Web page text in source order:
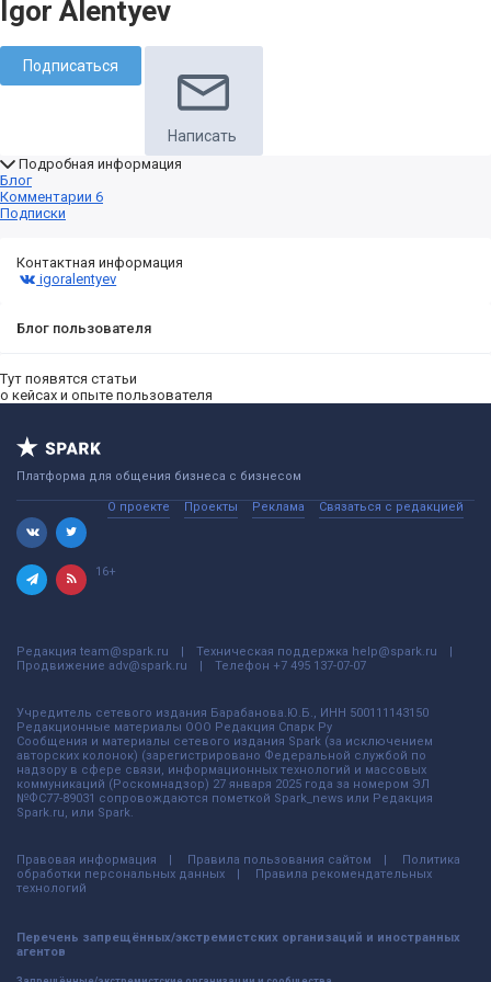
Igor Alentyev
Подписаться
Написать
Подробная информация
Блог
Комментарии 6
Подписки
Контактная информация
igoralentyev
Блог пользователя
Тут появятся статьи
о кейсах и опыте пользователя
Платформа для общения бизнеса с бизнесом
О проекте Проекты Реклама Связаться с редакцией
16+
Редакция team@spark.ru Техническая поддержка help@spark.ru
Продвижение adv@spark.ru Телефон +7 495 137-07-07
Учредитель сетевого издания Барабанова.Ю.Б., ИНН 500111143150
Редакционные материалы ООО Редакция Спарк Ру
Сообщения и материалы сетевого издания Spark (за исключением
авторских колонок) (зарегистрировано Федеральной службой по
надзору в сфере связи, информационных технологий и массовых
коммуникаций (Роскомнадзор) 27 января 2025 года за номером ЭЛ
№ФС77-89031 сопровождаются пометкой Spark_news или Редакция
Spark.ru, или Spark.
Правовая информация Правила пользования сайтом
Политика
обработки персональных данных
Правила рекомендательных
технологий
Перечень запрещённых/экстремистских организаций и иностранных
агентов